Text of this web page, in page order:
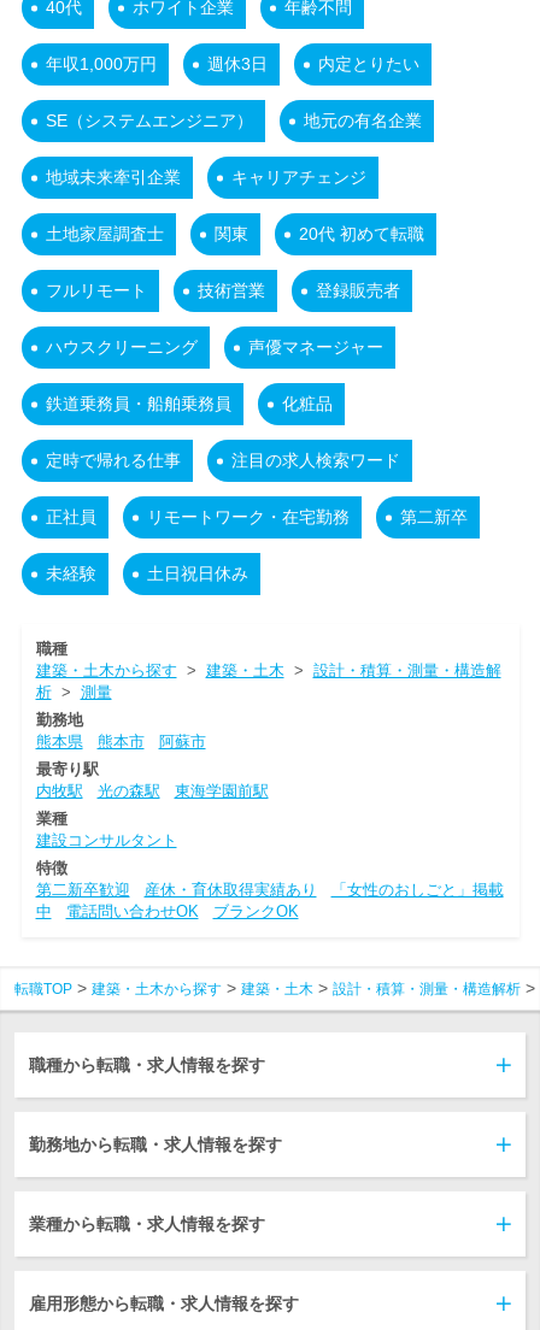
40代 ホワイト企業 年齢不問
年収1,000万円 週休3日 内定とりたい
SE（システムエンジニア） 地元の有名企業
地域未来牽引企業 キャリアチェンジ
土地家屋調査士 関東 20代 初めて転職
フルリモート 技術営業 登録販売者
ハウスクリーニング 声優マネージャー
鉄道乗務員・船舶乗務員 化粧品
定時で帰れる仕事 注目の求人検索ワード
正社員 リモートワーク・在宅勤務 第二新卒
未経験 土日祝日休み
職種
建築・土木から探す > 建築・土木 > 設計・積算・測量・構造解
析> 測量
勤務地
熊本県
熊本市
阿蘇市
最寄り駅
内牧駅
光の森駅
東海学園前駅
業種
建設コンサルタント
特徴
第二新卒歓迎
産休・育休取得実績あり
「女性のおしごと」掲載
中
電話問い合わせOK ブランクOK
転職TOP 建築・土木から探す 建築・土木 設計・積算・測量・構造解析
職種から転職・求人情報を探す
勤務地から転職・求人情報を探す
業種から転職・求人情報を探す
雇用形態から転職・求人情報を探す